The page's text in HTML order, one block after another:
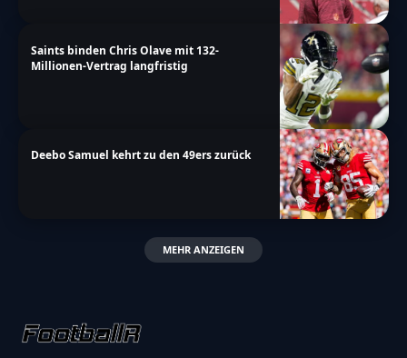
Saints binden Chris Olave mit 132-
Millionen-Vertrag langfristig
Deebo Samuel kehrt zu den 49ers zurück
MEHR ANZEIGEN